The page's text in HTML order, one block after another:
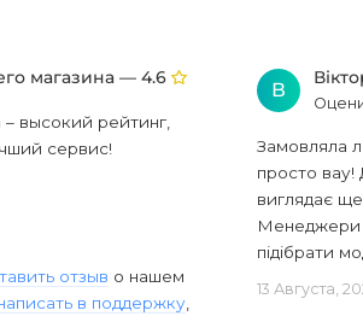
магазина — 4.6
высокий рейтинг,
сервис!
отзыв о нашем
в поддержку
В
Замовляла
просто вау!
виглядає
Менеджери
підібрати
13 Августа,